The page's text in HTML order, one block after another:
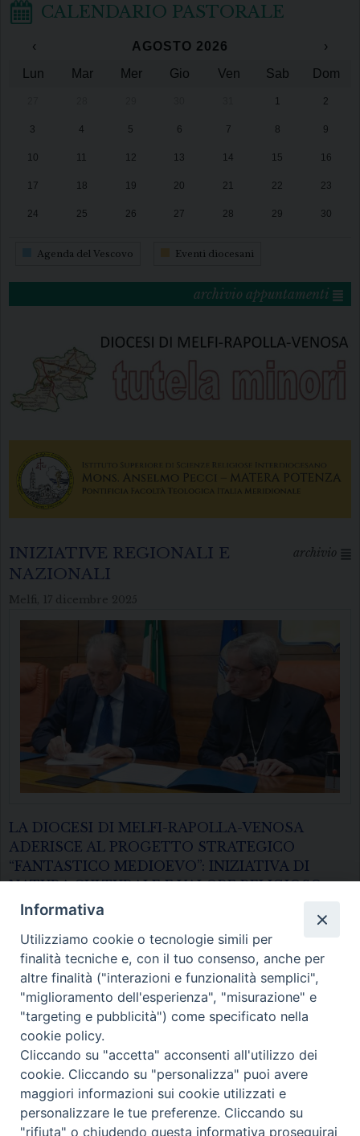
CALENDARIO PASTORALE
‹ AGOSTO 2026
›
Lun
Mar Mer Gio Ven Sab Dom
1 2
3 4 5 6 7 8 9
10 11 12 13 14 15 16
17 18 19 20 21 22 23
24 25 26 27 28 29 30
Agenda del Vescovo
Eventi diocesani
archivio appuntamenti
INIZIATIVE REGIONALI E
NAZIONALI
archivio
Melfi, 17 dicembre 2025
LA DIOCESI DI MELFI-RAPOLLA-VENOSA
ADERISCE AL PROGETTO STRATEGICO
“FANTASTICO MEDIOEVO”: INIZIATIVA DI
NATURA CULTURALE E VALORE RELIGIOSO
PER LE COMUNITÀ
Presidente Regione Basilicata Bardi –…
Diocesi di Melfi Rapolla Venosa
• Largo Duomo, 12 - 85025 MELFI (PZ) •
Tel. 0972238604
PEC ufficiale della Diocesi:
diocesi.melfi_rapolla_venosa@legalmail.it
Informativa
Utilizziamo cookie o tecnologie simili per
finalità tecniche e, con il tuo consenso, anche per
altre finalità ("interazioni e funzionalità semplici",
"miglioramento dell'esperienza", "misurazione" e
"targeting e pubblicità") come specificato nella
cookie policy.
Cliccando su "accetta" acconsenti all'utilizzo dei
cookie. Cliccando su "personalizza" puoi avere
maggiori informazioni sui cookie utilizzati e
personalizzare le tue preferenze. Cliccando su
"rifiuta" o chiudendo questa informativa proseguirai